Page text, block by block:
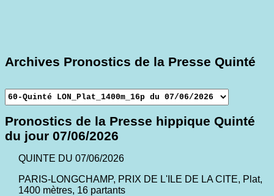
Archives Pronostics de la Presse Quinté
Pronostics de la Presse hippique Quinté
du jour 07/06/2026
QUINTE DU 07/06/2026
PARIS-LONGCHAMP, PRIX DE L'ILE DE LA CITE, Plat,
1400 mètres, 16 partants